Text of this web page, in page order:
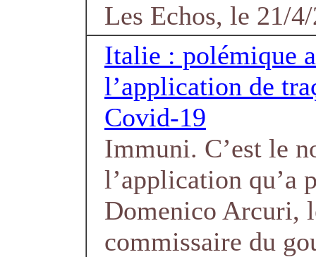
Les Echos, le 21/
Italie : polémique
l’application de
Covid-19
Immuni. C’est le
l’application qu’a
Domenico Arcuri,
commissaire du